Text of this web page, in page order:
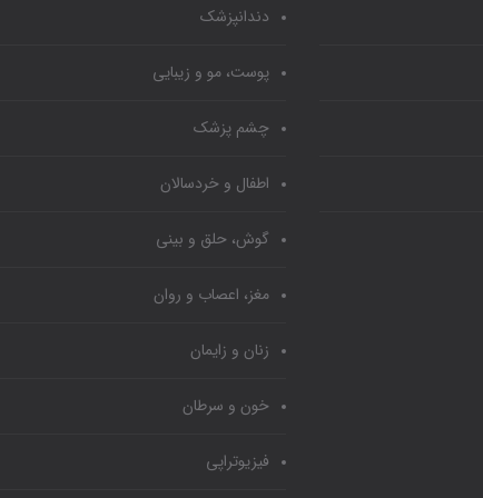
دندانپزشک
پوست، مو و زیبایی
چشم پزشک
اطفال و خردسالان
گوش، حلق و بینی
مغز، اعصاب و روان
زنان و زایمان
خون و سرطان
فیزیوتراپی